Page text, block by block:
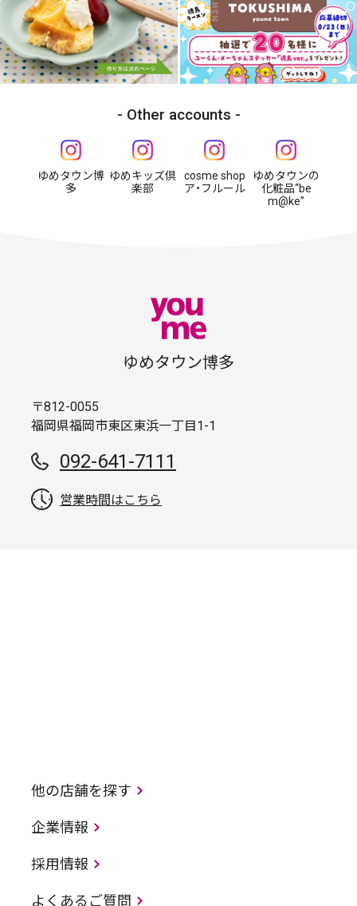
Other accounts
ゆめタウン博
多
ゆめキッズ倶
楽部
cosme shop
ア・フルール
ゆめタウンの
化粧品“be
m@ke”
ゆめタウン博多
〒812-0055
福岡県福岡市東区東浜一丁目1-1
092-641-7111
営業時間はこちら
他の店舗を探す
企業情報
採用情報
よくあるご質問